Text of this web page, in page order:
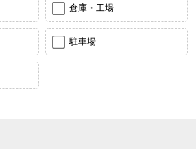
倉庫・工場
駐車場